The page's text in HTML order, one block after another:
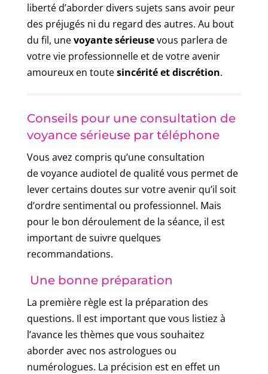
liberté d’aborder divers sujets sans avoir peur
des préjugés ni du regard des autres. Au bout
du fil, unevoyante sérieusevous parlera de
votre vie professionnelle et de votre avenir
amoureux en toutesincérité et discrétion.
Conseils pour une consultation de
voyance sérieuse par téléphone
Vous avez compris qu’une consultation
de voyance audiotel de qualité vous permet de
lever certains doutes sur votre avenir qu’il soit
d’ordre sentimental ou professionnel. Mais
pour le bon déroulement de la séance, il est
important de suivre quelques
recommandations.
Une bonne préparation
La première règle est la préparation des
questions. Il est important que vous listiez à
l’avance les thèmes que vous souhaitez
aborder avec nos astrologues ou
numérologues. La précision est en effet un